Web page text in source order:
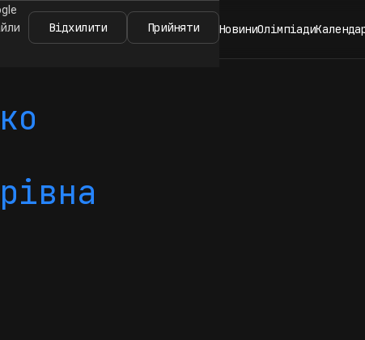
НовиниОлімпіади
Відхилити Прийняти